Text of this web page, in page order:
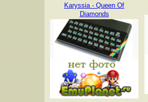
Karyssia - Queen Of
Diamonds